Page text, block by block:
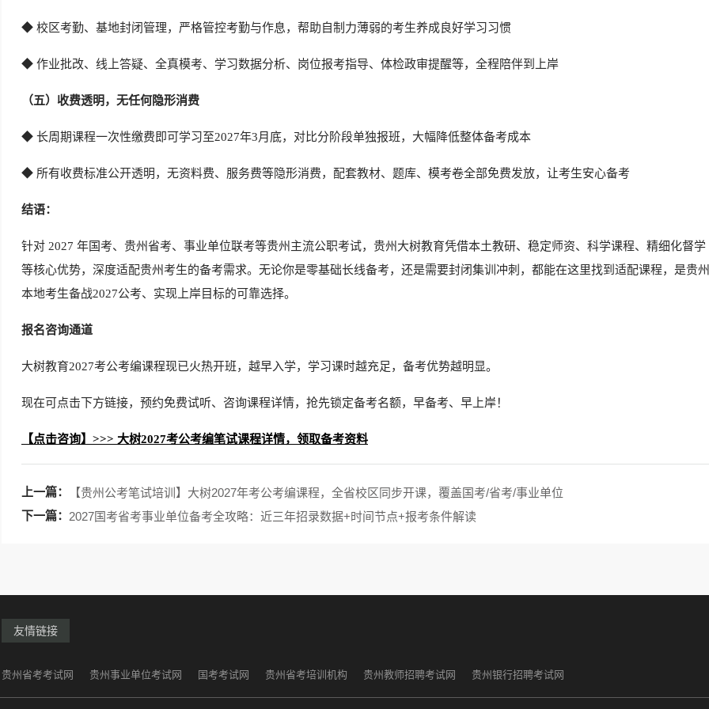
◆ 校区考勤、基地封闭管理，严格管控考勤与作息，帮助自制力薄弱的考生养成良好学习习惯
◆ 作业批改、线上答疑、全真模考、学习数据分析、岗位报考指导、体检政审提醒等，全程陪伴到上岸
（五）收费透明，无任何隐形消费
◆ 长周期课程一次性缴费即可学习至2027年3月底，对比分阶段单独报班，大幅降低整体备考成本
◆ 所有收费标准公开透明，无资料费、服务费等隐形消费，配套教材、题库、模考卷全部免费发放，让考生安心备考
结语：
针对 2027 年国考、贵州省考、事业单位联考等贵州主流公职考试，贵州大树教育凭借本土教研、稳定师资、科学课程、精细化督学
等核心优势，深度适配贵州考生的备考需求。无论你是零基础长线备考，还是需要封闭集训冲刺，都能在这里找到适配课程，是贵州
本地考生备战2027公考、实现上岸目标的可靠选择。
报名咨询通道
大树教育2027考公考编课程现已火热开班，越早入学，学习课时越充足，备考优势越明显。
现在可点击下方链接，预约免费试听、咨询课程详情，抢先锁定备考名额，早备考、早上岸！
【点击咨询】>>> 大树2027考公考编笔试课程详情，领取备考资料
上一篇：
【贵州公考笔试培训】大树2027年考公考编课程，全省校区同步开课，覆盖国考/省考/事业单位
下一篇： 2027国考省考事业单位备考全攻略：近三年招录数据+时间节点+报考条件解读
友情链接
贵州省考考试网 贵州事业单位考试网 国考考试网 贵州省考培训机构 贵州教师招聘考试网 贵州银行招聘考试网